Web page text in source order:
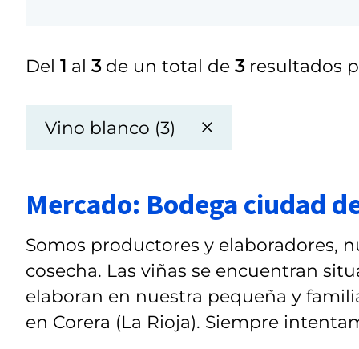
Del 1 al 3 de un total de 3 resultados
Vino blanco (3)
Mercado: Bodega ciudad
Somos productores y elaboradores,
cosecha. Las viñas se encuentran
elaboran en nuestra pequeña y
en Corera (La Rioja). Siempre